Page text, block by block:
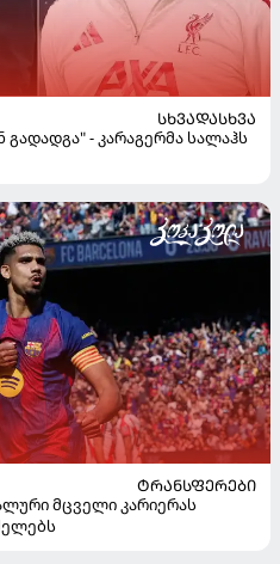
ᲡᲮᲕᲐᲓᲐᲡᲮᲕᲐ
გადადგა" - კარაგერმა სალაჰს
ᲢᲠᲐᲜᲡᲤᲔᲠᲔᲑᲘ
მცველი კარიერას